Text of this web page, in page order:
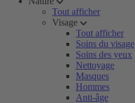
Tout afficher
Visage
Tout afficher
Soins du visage
Soins des yeux
Nettoyage
Masques
Hommes
Anti-âge